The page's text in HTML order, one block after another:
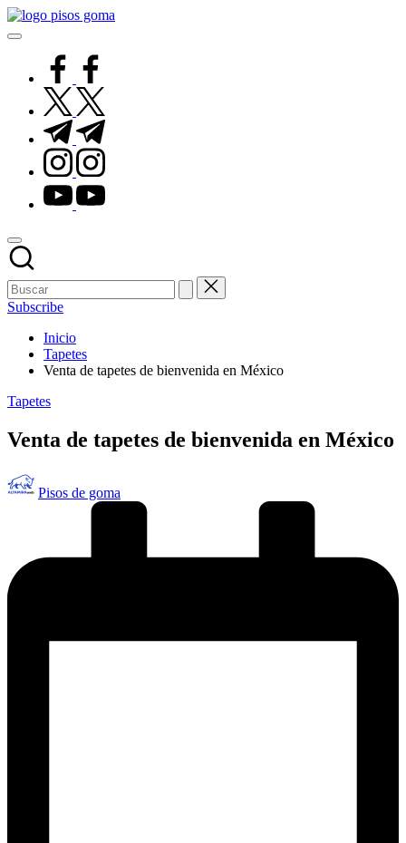
Saltar
al
facebook.com
twitter.com
t.me
instagram.com
youtube.com
Subscribe
Inicio
Tapetes
Venta de tapetes de bienvenida en México
Publicado
Tapetes
Venta de tapetes de bienvenida en México
Publicado
por
Pisos de goma